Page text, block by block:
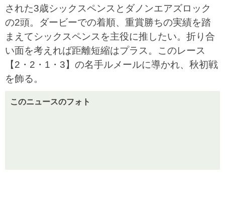
された3歳シックスペンスとダノンエアズロック
の2頭。ダービーでの着順、重賞勝ちの実績を踏
まえてシックスペンスを主役に推したい。折り合
い面を考えれば距離短縮はプラス。このレース
【2・2・1・3】の名手ルメールに導かれ、秋初戦
を飾る。
このニュースのフォト